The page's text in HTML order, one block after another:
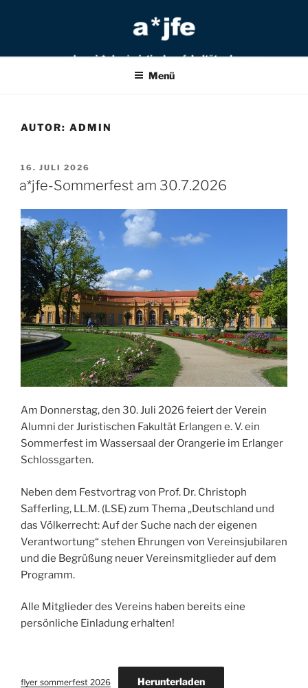
Menü
AUTOR: ADMIN
VERÖFFENTLICHT
AM
16. JULI 2026
a*jfe-Sommerfest am 30.7.2026
Am Donnerstag, den 30. Juli 2026 feiert der Verein
Alumni der Juristischen Fakultät Erlangen e. V. ein
Sommerfest im Wassersaal der Orangerie im Erlanger
Schlossgarten.
Neben dem Festvortrag von Prof. Dr. Christoph
Safferling, LL.M. (LSE) zum Thema „Deutschland und
das Völkerrecht: Auf der Suche nach der eigenen
Verantwortung“ stehen Ehrungen von Vereinsjubilaren
und die Begrüßung neuer Vereinsmitglieder auf dem
Programm.
Alle Mitglieder des Vereins haben bereits eine
persönliche Einladung erhalten!
flyer sommerfest 2026 Herunterladen